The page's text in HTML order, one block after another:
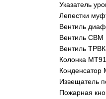
Указатель
Лепестки
Вентиль
Вентиль СВМ
Вентиль
Колонка
Конденсатор
Извещатель
Пожарная